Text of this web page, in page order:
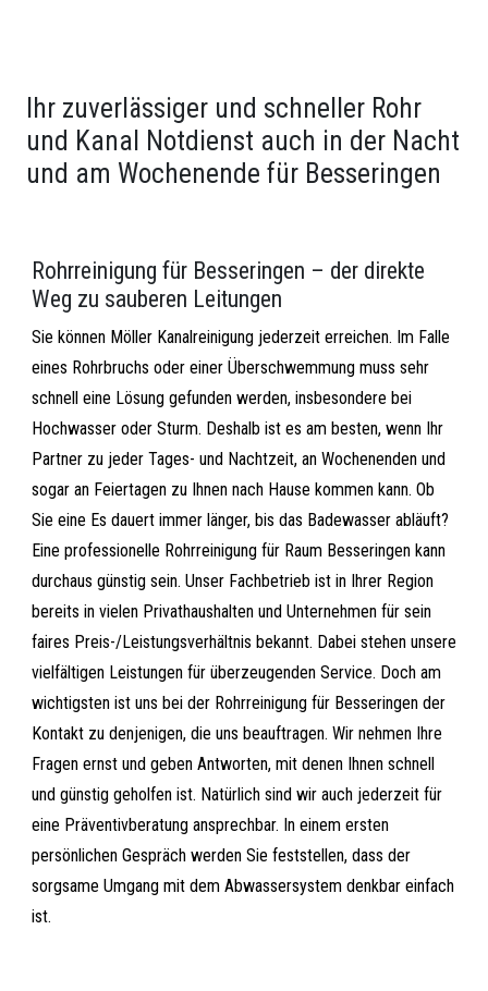
Ihr zuverlässiger und schneller Rohr
und Kanal Notdienst auch in der Nacht
und am Wochenende für Besseringen
Rohrreinigung für Besseringen – der direkte
Weg zu sauberen Leitungen
Sie können Möller Kanalreinigung jederzeit erreichen. Im Falle
eines Rohrbruchs oder einer Überschwemmung muss sehr
schnell eine Lösung gefunden werden, insbesondere bei
Hochwasser oder Sturm. Deshalb ist es am besten, wenn Ihr
Partner zu jeder Tages- und Nachtzeit, an Wochenenden und
sogar an Feiertagen zu Ihnen nach Hause kommen kann. Ob
Sie eine Es dauert immer länger, bis das Badewasser abläuft?
Eine professionelle Rohrreinigung für Raum Besseringen kann
durchaus günstig sein. Unser Fachbetrieb ist in Ihrer Region
bereits in vielen Privathaushalten und Unternehmen für sein
faires Preis-/Leistungsverhältnis bekannt. Dabei stehen unsere
vielfältigen Leistungen für überzeugenden Service. Doch am
wichtigsten ist uns bei der Rohrreinigung für Besseringen der
Kontakt zu denjenigen, die uns beauftragen. Wir nehmen Ihre
Fragen ernst und geben Antworten, mit denen Ihnen schnell
und günstig geholfen ist. Natürlich sind wir auch jederzeit für
eine Präventivberatung ansprechbar. In einem ersten
persönlichen Gespräch werden Sie feststellen, dass der
sorgsame Umgang mit dem Abwassersystem denkbar einfach
ist.